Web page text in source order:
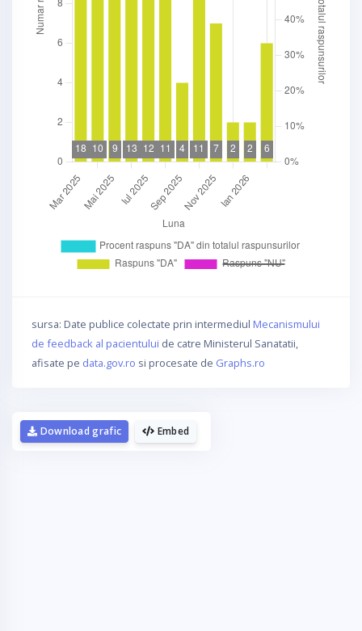
sursa: Date publice colectate prin intermediul Mecanismului
de feedback al pacientului de catre Ministerul Sanatatii,
afisate pe data.gov.ro si procesate de Graphs.ro
Embed
Download grafic